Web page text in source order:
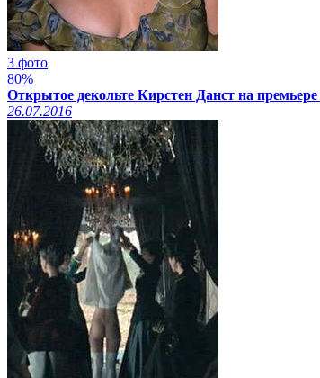
3 фото
80%
Открытое декольте Кирстен Данст на
26.07.2016